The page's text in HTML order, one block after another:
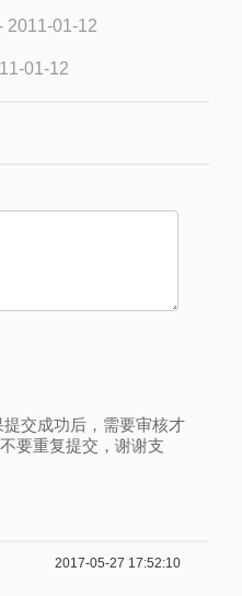
2011-01-12
01-12
交成功后，需要审核才
要重复提交，谢谢支
2017-05-27 17:52:10